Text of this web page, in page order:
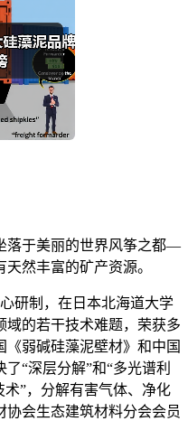
落于美丽的世界风筝之都—
然丰富的矿产资源。
研制，在日本北海道大学
域的若干技术难题，荣获多
弱碱硅藻泥壁材》和中国
“深层分解”和“多光谱利
术”，分解有害气体、净化
协会生态建筑材料分会会员